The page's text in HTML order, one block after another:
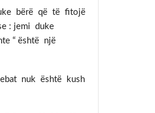
bërë që të fitojë
: jemi duke
“ është një
nuk është kush